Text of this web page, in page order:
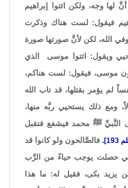
وجه، ولكن ائتوا إبراهيم
فيقول: لست هناك وذكرت
الله، لكن لأنَّ صورتها صورة
ويقول: ائتوا موسى الذي
موسى، فيقول: لست هناكم،
لم يؤمر بقتلها، قد تاب الله
ومع ذلك يستحيي ربَّه منها،
النَّبيِّ ﷺ محمد فيشفع فتقبل
فالصَّالحون ولو كانوا قد
حصلت يوجب حياءً من الرَّب
يزيد بكى، فقيل له: ما هذا